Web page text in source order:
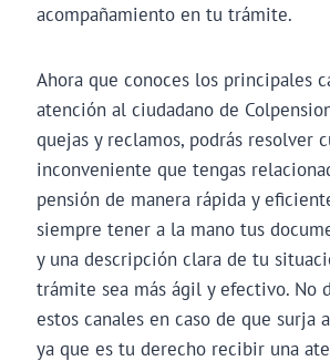
acompañamiento en tu trámite.
Ahora que conoces los principales
atención al ciudadano de
quejas y reclamos, podrás resolver
inconveniente que tengas
pensión de manera rápida y
siempre tener a la mano tus
y una descripción clara de tu
trámite sea más ágil y efectivo. No
estos canales en caso de que surja
ya que es tu derecho recibir una